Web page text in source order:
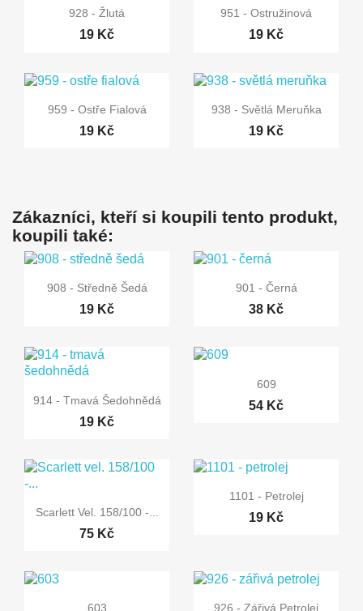
Rychlý náhled
928 - Žlutá
19 Kč
Rychlý náhled
951 - Ostružinová
19 Kč
Rychlý náhled
959 - Ostře Fialová
19 Kč
 Rychlý náhled
938 - Světlá Meruňka
19 Kč
Zákazníci, kteří si koupili tento produkt,
koupili také:
Rychlý náhled
908 - Středně Šedá
19 Kč
Rychlý náhled
901 - Černá
38 Kč
Rychlý náhled
914 - Tmavá Šedohnědá
19 Kč
Rychlý náhled
609
54 Kč
Rychlý náhled
Scarlett Vel. 158/100 -...
75 Kč
Rychlý náhled
1101 - Petrolej
19 Kč
Rychlý náhled
603  Rychlý náhled
926 - Zářivá Petrolej